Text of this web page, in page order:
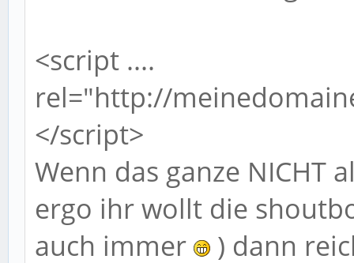
<script ....
rel="http://
</script>
Wenn das ganze NICHT
ergo ihr wollt die
auch immer
) dann